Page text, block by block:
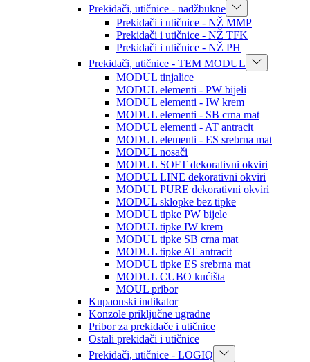
Prekidači, utičnice - nadžbukne
Prekidači i utičnice - NŽ MMP
Prekidači i utičnice - NŽ TFK
Prekidači i utičnice - NŽ PH
Prekidači, utičnice - TEM MODUL
MODUL tinjalice
MODUL elementi - PW bijeli
MODUL elementi - IW krem
MODUL elementi - SB crna mat
MODUL elementi - AT antracit
MODUL elementi - ES srebrna mat
MODUL nosači
MODUL SOFT dekorativni okviri
MODUL LINE dekorativni okviri
MODUL PURE dekorativni okviri
MODUL sklopke bez tipke
MODUL tipke PW bijele
MODUL tipke IW krem
MODUL tipke SB crna mat
MODUL tipke AT antracit
MODUL tipke ES srebrna mat
MODUL CUBO kućišta
MOUL pribor
Kupaonski indikator
Konzole priključne ugradne
Pribor za prekidače i utičnice
Ostali prekidači i utičnice
Prekidači, utičnice - LOGIQ